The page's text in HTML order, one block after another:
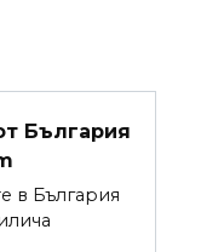
България
в България